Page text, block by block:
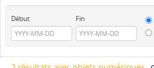
Début Fin